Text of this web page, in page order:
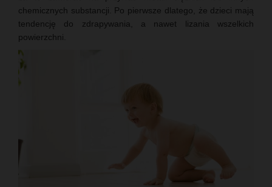
chemicznych substancji. Po pierwsze dlatego, że dzieci mają
tendencję do zdrapywania, a nawet lizania wszelkich
powierzchni.